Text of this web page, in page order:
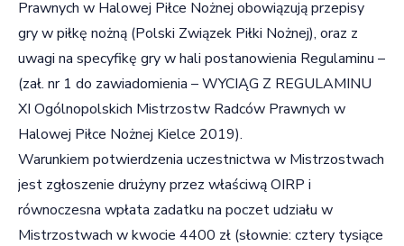
Prawnych w Halowej Piłce Nożnej obowiązują przepisy
gry w piłkę nożną (Polski Związek Piłki Nożnej), oraz z
uwagi na specyfikę gry w hali postanowienia Regulaminu –
(zał. nr 1 do zawiadomienia – WYCIĄG Z REGULAMINU
XI Ogólnopolskich Mistrzostw Radców Prawnych w
Halowej Piłce Nożnej Kielce 2019).
Warunkiem potwierdzenia uczestnictwa w Mistrzostwach
jest zgłoszenie drużyny przez właściwą OIRP i
równoczesna wpłata zadatku na poczet udziału w
Mistrzostwach w kwocie 4400 zł (słownie: cztery tysiące